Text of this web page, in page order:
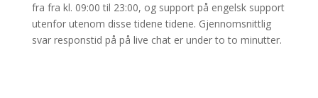
fra fra kl. 09:00 til 23:00, og support på engelsk support
utenfor utenom disse tidene tidene. Gjennomsnittlig
svar responstid på på live chat er under to to minutter.